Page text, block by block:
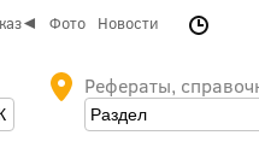
Фото Новости
Рефераты,